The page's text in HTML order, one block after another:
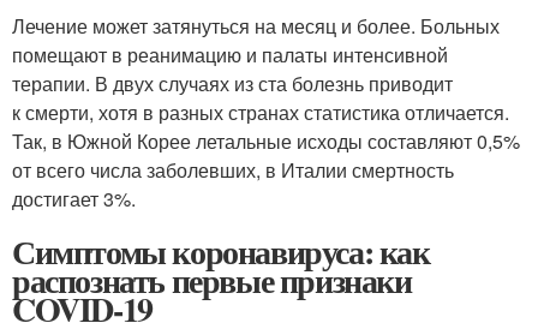
Лечение может затянуться на месяц и более. Больных
помещают в реанимацию и палаты интенсивной
терапии. В двух случаях из ста болезнь приводит
к смерти, хотя в разных странах статистика отличается.
Так, в Южной Корее летальные исходы составляют 0,5%
от всего числа заболевших, в Италии смертность
достигает 3%.
Симптомы коронавируса: как
распознать первые признаки
COVID-19